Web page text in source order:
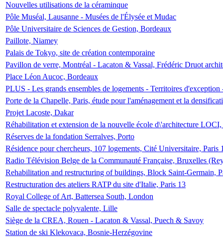
Nouvelles utilisations de la céraminque
Pôle Muséal, Lausanne - Musées de l'Élysée et Mudac
Pôle Universitaire de Sciences de Gestion, Bordeaux
Paillote, Niamey
Palais de Tokyo, site de création contemporaine
Pavillon de verre, Montréal - Lacaton & Vassal, Frédéric Druot
Place Léon Aucoc, Bordeaux
PLUS - Les grands ensembles de logements - Territoires
Porte de la Chapelle, Paris, étude pour l'aménagement et la
Projet Lacoste, Dakar
Réhabilitation et extension de la nouvelle école d\'architecture
Réserves de la fondation Serralves, Porto
Résidence pour chercheurs, 107 logements, Cité Universitaire, Paris
Radio Télévision Belge de la Communauté Française, Bruxelles
Rehabilitation and restructuring of buildings, Block Saint-Germain,
Restructuration des ateliers RATP du site d'Italie, Paris 13
Royal College of Art, Battersea South, London
Salle de spectacle polyvalente, Lille
Siège de la CREA, Rouen - Lacaton & Vassal, Puech & Savoy
Station de ski Klekovaca, Bosnie-Herzégovine